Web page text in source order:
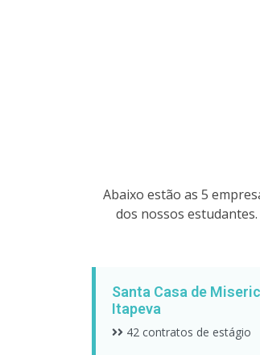
Abaixo estão as 5
dos nossos
Santa Casa de
Itapeva
42 contratos de estágio